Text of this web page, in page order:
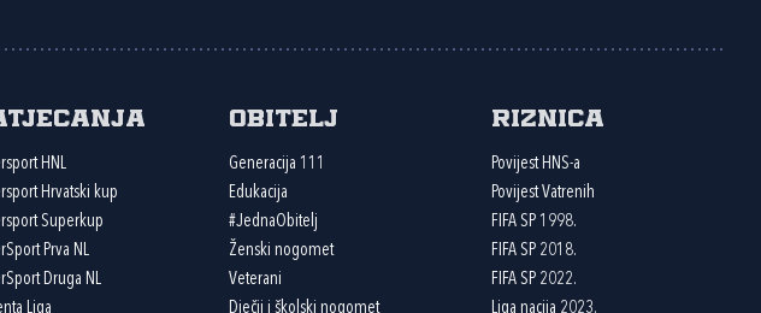
HNL
Hrvatski kup
Superkup
Prva NL
Druga NL
Liga
Obitelj
Generacija 111
Edukacija
#JednaObitelj
Ženski nogomet
Veterani
Dječji i školski nogomet
Riznica
Povijest HNS-a
Povijest Vatrenih
FIFA SP 1998.
FIFA SP 2018.
FIFA SP 2022.
Liga nacija 2023.